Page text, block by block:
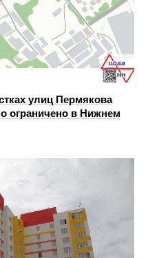
улиц Пермякова
ограничено в Нижнем